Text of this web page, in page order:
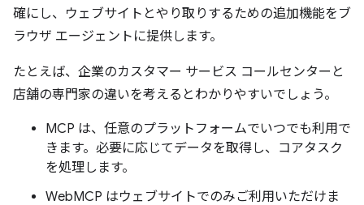
確にし、ウェブサイトとやり取りするための追加機能をブ
ラウザ エージェントに提供します。
たとえば、企業のカスタマー サービス コールセンターと
店舗の専門家の違いを考えるとわかりやすいでしょう。
MCP は、任意のプラットフォームでいつでも利用で
きます。必要に応じてデータを取得し、コアタスク
を処理します。
WebMCP はウェブサイトでのみご利用いただけま